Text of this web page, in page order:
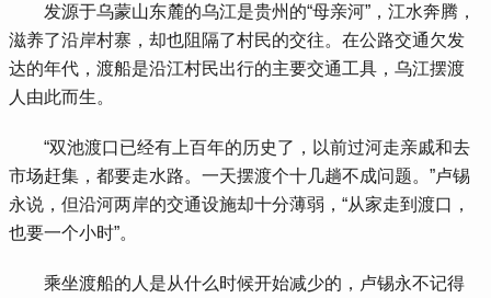
发源于乌蒙山东麓的乌江是贵州的“母亲河”，江水奔腾，
滋养了沿岸村寨，却也阻隔了村民的交往。在公路交通欠发
达的年代，渡船是沿江村民出行的主要交通工具，乌江摆渡
人由此而生。
“双池渡口已经有上百年的历史了，以前过河走亲戚和去
市场赶集，都要走水路。一天摆渡个十几趟不成问题。”卢锡
永说，但沿河两岸的交通设施却十分薄弱，“从家走到渡口，
也要一个小时”。
乘坐渡船的人是从什么时候开始减少的，卢锡永不记得